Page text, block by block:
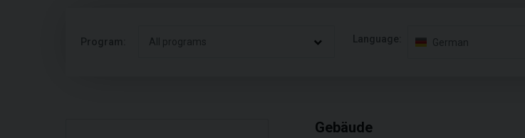
Program: All programs Language: German
Gebäude